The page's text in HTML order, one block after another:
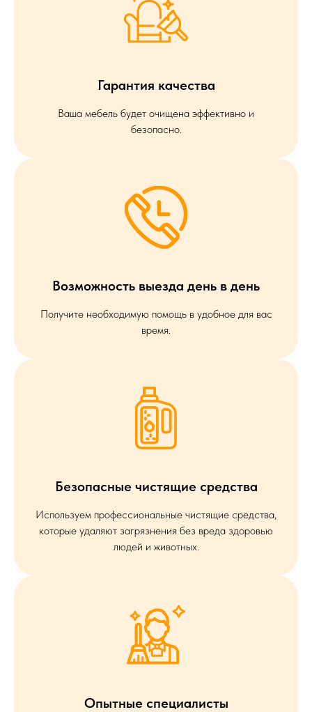
Гарантия качества
Ваша мебель будет очищена эффективно и
безопасно.
Возможность выезда день в день
Получите необходимую помощь в удобное для вас
время.
Безопасные чистящие средства
Используем профессиональные чистящие средства,
которые удаляют загрязнения без вреда здоровью
людей и животных.
Опытные специалисты